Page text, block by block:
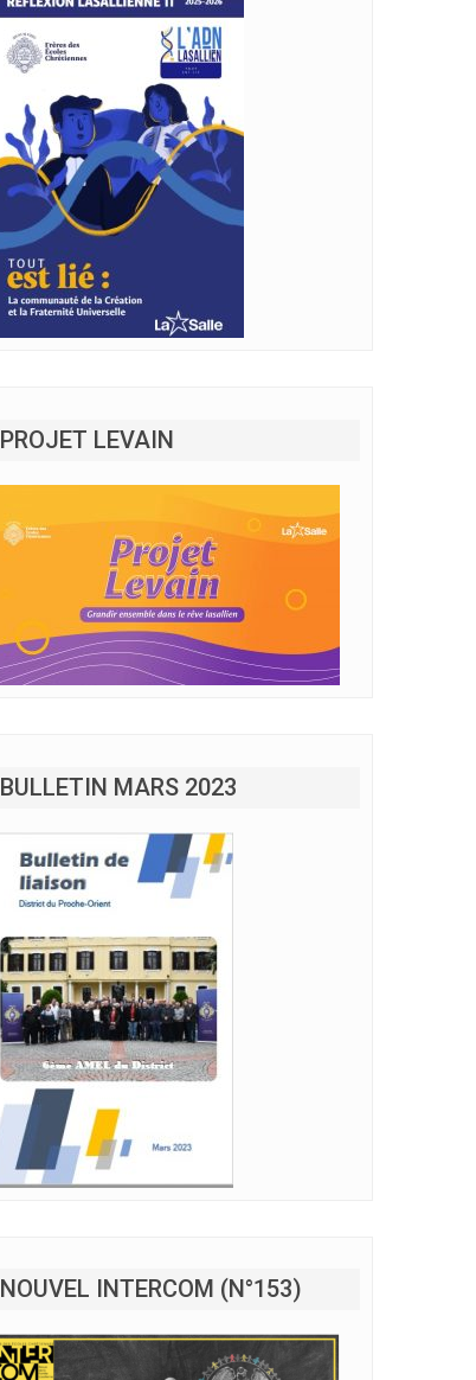
PROJET LEVAIN
BULLETIN MARS 2023
NOUVEL INTERCOM (N°153)